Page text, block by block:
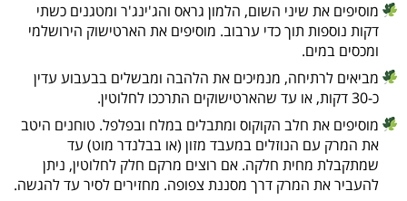
מוסיפים את שיני השום, הלמון גראס והג'ינג'ר ומטגנים כשתי
דקות נוספות תוך כדי ערבוב. מוסיפים את הארטישוק הירושלמי
ומכסים במים.
מביאים לרתיחה, מנמיכים את הלהבה ומבשלים בבעבוע עדין
כ-30 דקות, או עד שהארטישוקים התרככו לחלוטין.
מוסיפים את חלב הקוקוס ומתבלים במלח ובפלפל. טוחנים היטב
את המרק עם הנוזלים במעבד מזון (או בבלנדר מוט) עד
שמתקבלת מחית חלקה. אם רוצים מרקם חלק לחלוטין, ניתן
להעביר את המרק דרך מסננת צפופה. מחזירים לסיר עד להגשה.